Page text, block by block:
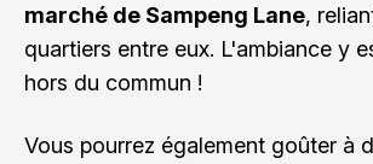
marché de Sampeng Lane,
quartiers entre eux. L'ambiance y
hors du commun !
Vous pourrez également goûter à